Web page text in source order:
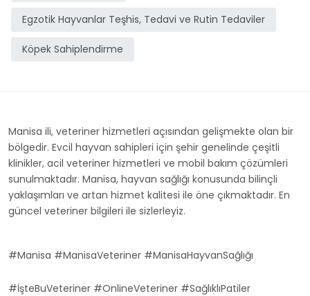
Egzotik Hayvanlar Teşhis, Tedavi ve Rutin Tedaviler
Köpek Sahiplendirme
Manisa ili, veteriner hizmetleri açısından gelişmekte olan bir
bölgedir. Evcil hayvan sahipleri için şehir genelinde çeşitli
klinikler, acil veteriner hizmetleri ve mobil bakım çözümleri
sunulmaktadır. Manisa, hayvan sağlığı konusunda bilinçli
yaklaşımları ve artan hizmet kalitesi ile öne çıkmaktadır. En
güncel veteriner bilgileri ile sizlerleyiz.
#Manisa #ManisaVeteriner #ManisaHayvanSağlığı
#İşteBuVeteriner #OnlineVeteriner #SağlıklıPatiler